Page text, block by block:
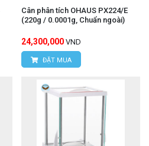
Cân phân tích OHAUS PX224/E
(220g / 0.0001g, Chuẩn ngoài)
24,300,000 VND
ĐẶT MUA